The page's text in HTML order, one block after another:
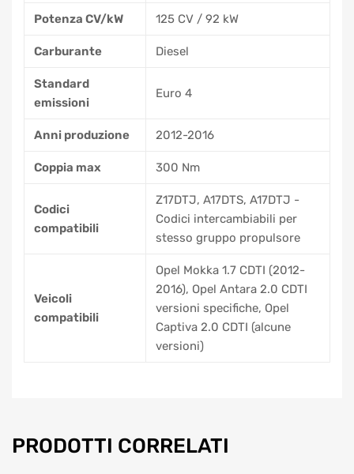
Potenza CV/kW 125 CV / 92 kW
Carburante Diesel
Standard
emissioni
Euro 4
Anni produzione 2012-2016
Coppia max 300 Nm
Codici
compatibili
Z17DTJ, A17DTS, A17DTJ -
Codici intercambiabili per
stesso gruppo propulsore
Veicoli
compatibili
Opel Mokka 1.7 CDTI (2012-
2016), Opel Antara 2.0 CDTI
versioni specifiche, Opel
Captiva 2.0 CDTI (alcune
versioni)
PRODOTTI CORRELATI